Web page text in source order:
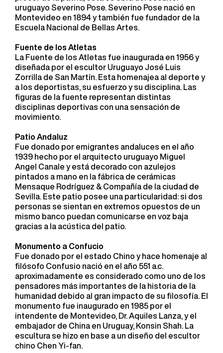
uruguayo Severino Pose. Severino Pose nació en
Montevideo en 1894 y también fue fundador de la
Escuela Nacional de Bellas Artes.
Fuente de los Atletas
La Fuente de los Atletas fue inaugurada en 1956 y
diseñada por el escultor Uruguayo José Luis
Zorrilla de San Martín. Esta homenajea al deporte y
a los deportistas, su esfuerzo y su disciplina. Las
figuras de la fuente representan distintas
disciplinas deportivas con una sensación de
movimiento.
Patio Andaluz
Fue donado por emigrantes andaluces en el año
1939 hecho por el arquitecto uruguayo Miguel
Angel Canale y está decorado con azulejos
pintados a mano en la fábrica de cerámicas
Mensaque Rodríguez & Compañía de la ciudad de
Sevilla. Este patio posee una particularidad: si dos
personas se sientan en extremos opuestos de un
mismo banco puedan comunicarse en voz baja
gracias a la acústica del patio.
Monumento a Confucio
Fue donado por el estado Chino y hace homenaje al
filósofo Confusio nació en el año 551 a.c.
aproximadamente es considerado como uno de los
pensadores más importantes de la historia de la
humanidad debido al gran impacto de su filosofía. El
monumento fue inaugurado en 1985 por el
intendente de Montevideo, Dr. Aquiles Lanza, y el
embajador de China en Uruguay, Konsin Shah. La
escultura se hizo en base a un diseño del escultor
chino Chen Yi-fan.